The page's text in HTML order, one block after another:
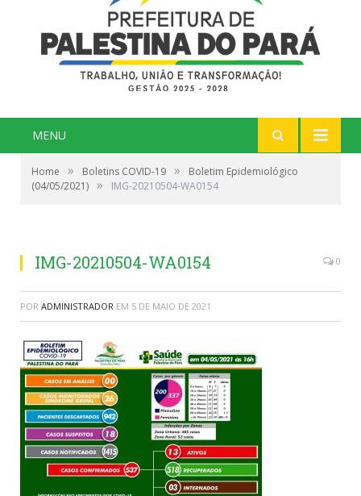
MENU
Home » Boletins COVID-19 »
Boletim Epidemiológico
(04/05/2021) » IMG-20210504-WA0154
IMG-20210504-WA0154 0
POR ADMINISTRADOR EM 5 DE MAIO DE 2021